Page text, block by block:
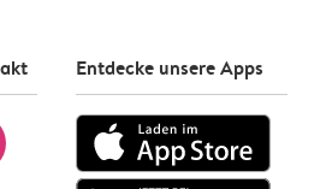
Entdecke unsere Apps